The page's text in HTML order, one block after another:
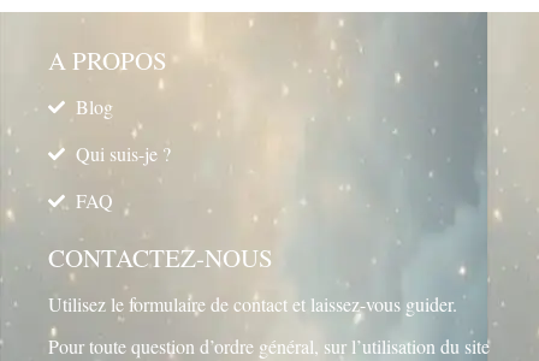
A PROPOS
Blog
Qui suis-je ?
FAQ
CONTACTEZ-NOUS
Utilisez leformulaire de contactet laissez-vous guider.
Pour toute question d’ordre général, sur l’utilisation du site